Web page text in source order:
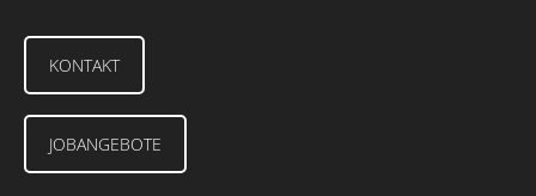
KONTAKT
JOBANGEBOTE